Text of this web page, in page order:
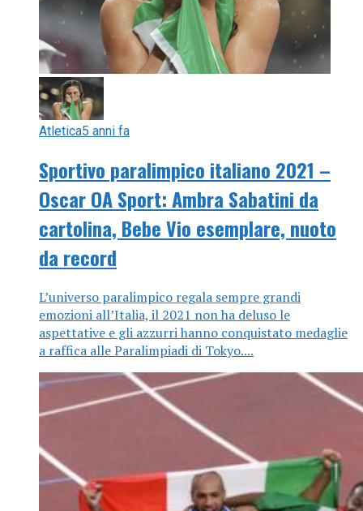
Atletica5 anni fa
Sportivo paralimpico italiano 2021 –
Oscar OA Sport: Ambra Sabatini da
cartolina, Bebe Vio esemplare, nuoto
da record
L’universo paralimpico regala sempre grandi
emozioni all’Italia, il 2021 non ha deluso le
aspettative e gli azzurri hanno conquistato medaglie
a raffica alle Paralimpiadi di Tokyo....